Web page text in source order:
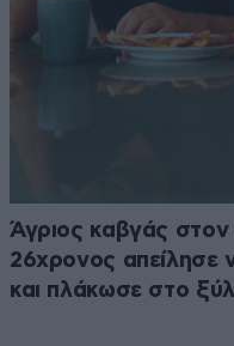
Άγριος καβγάς
26χρονος απείλησε
και πλάκωσε στο